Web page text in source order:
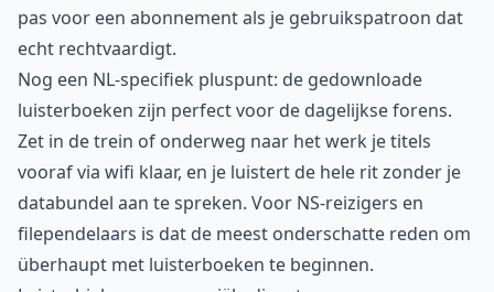
pas voor een abonnement als je gebruikspatroon dat
echt rechtvaardigt.
Nog een NL-specifiek pluspunt: de gedownloade
luisterboeken zijn perfect voor de dagelijkse forens.
Zet in de trein of onderweg naar het werk je titels
vooraf via wifi klaar, en je luistert de hele rit zonder je
databundel aan te spreken. Voor NS-reizigers en
filependelaars is dat de meest onderschatte reden om
überhaupt met luisterboeken te beginnen.